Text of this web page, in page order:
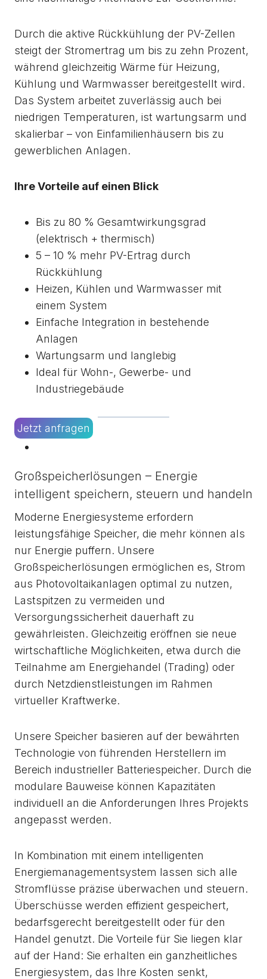
Durch die aktive Rückkühlung der PV-Zellen
steigt der Stromertrag um bis zu zehn Prozent,
während gleichzeitig Wärme für Heizung,
Kühlung und Warmwasser bereitgestellt wird.
Das System arbeitet zuverlässig auch bei
niedrigen Temperaturen, ist wartungsarm und
skalierbar – von Einfamilienhäusern bis zu
gewerblichen Anlagen.
Ihre Vorteile auf einen Blick
Bis zu 80 % Gesamtwirkungsgrad
(elektrisch + thermisch)
5 – 10 % mehr PV-Ertrag durch
Rückkühlung
Heizen, Kühlen und Warmwasser mit
einem System
Einfache Integration in bestehende
Anlagen
Wartungsarm und langlebig
Ideal für Wohn-, Gewerbe- und
Industriegebäude
Jetzt anfragen
Großspeicherlösungen – Energie
intelligent speichern, steuern und handeln
Moderne Energiesysteme erfordern
leistungsfähige Speicher, die mehr können als
nur Energie puffern. Unsere
Großspeicherlösungen ermöglichen es, Strom
aus Photovoltaikanlagen optimal zu nutzen,
Lastspitzen zu vermeiden und
Versorgungssicherheit dauerhaft zu
gewährleisten. Gleichzeitig eröffnen sie neue
wirtschaftliche Möglichkeiten, etwa durch die
Teilnahme am Energiehandel (Trading) oder
durch Netzdienstleistungen im Rahmen
virtueller Kraftwerke.
Unsere Speicher basieren auf der bewährten
Technologie von führenden Herstellern im
Bereich industrieller Batteriespeicher. Durch die
modulare Bauweise können Kapazitäten
individuell an die Anforderungen Ihres Projekts
angepasst werden.
In Kombination mit einem intelligenten
Energiemanagementsystem lassen sich alle
Stromflüsse präzise überwachen und steuern.
Überschüsse werden effizient gespeichert,
bedarfsgerecht bereitgestellt oder für den
Handel genutzt. Die Vorteile für Sie liegen klar
auf der Hand: Sie erhalten ein ganzheitliches
Energiesystem, das Ihre Kosten senkt,